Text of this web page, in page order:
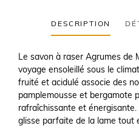
DESCRIPTION
Le savon à raser Agrumes de
voyage ensoleillé sous le
fruité et acidulé associe des
pamplemousse et bergamote
rafraîchissante et
glisse parfaite de la lame tout